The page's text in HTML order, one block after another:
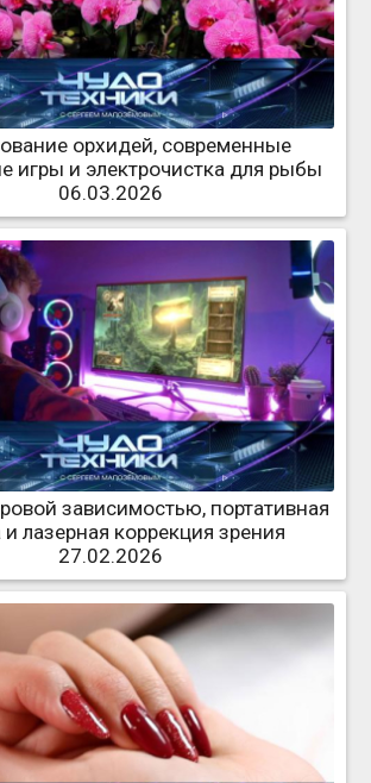
орхидей, современные
игры и электрочистка для рыбы
06.03.2026
зависимостью, портативная
и лазерная коррекция зрения
27.02.2026